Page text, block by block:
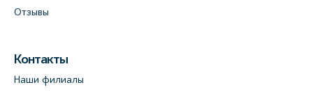
Отзывы
Контакты
Наши филиалы